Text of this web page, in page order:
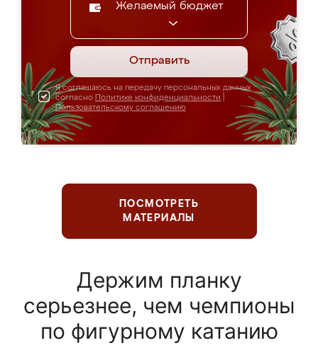
Желаемый бюджет
Отправить
Я соглашаюсь на передачу персональных данных
согласно Политике конфиденциальности
Пользовательскому соглашению
ПОСМОТРЕТЬ
МАТЕРИАЛЫ
Держим планку
серьезнее, чем чемпионы
по фигурному катанию